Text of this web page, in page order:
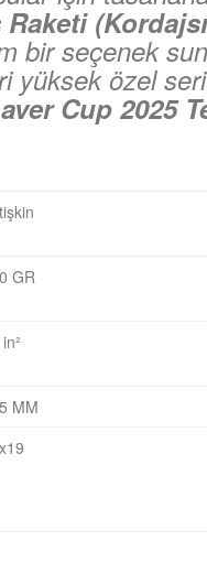
bir seçenek
yüksek özel
Cup 2025
GR
MM